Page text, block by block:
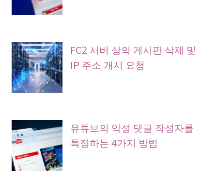
FC2 서버 상의 게시판 삭제 및
IP 주소 개시 요청
유튜브의 악성 댓글 작성자를
특정하는 4가지 방법